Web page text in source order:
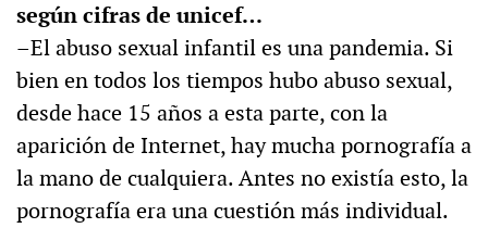
según cifras de unicef…
–El abuso sexual infantil es una pandemia. Si
bien en todos los tiempos hubo abuso sexual,
desde hace 15 años a esta parte, con la
aparición de Internet, hay mucha pornografía a
la mano de cualquiera. Antes no existía esto, la
pornografía era una cuestión más individual.